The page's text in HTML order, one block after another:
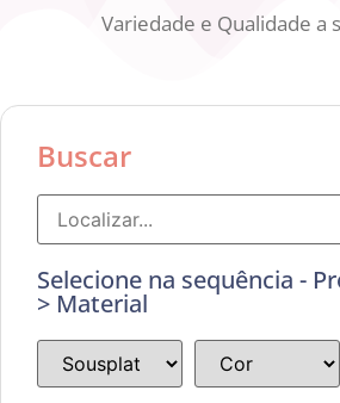
Variedade e Qualidade a
Buscar
Selecione na sequência -
> Material